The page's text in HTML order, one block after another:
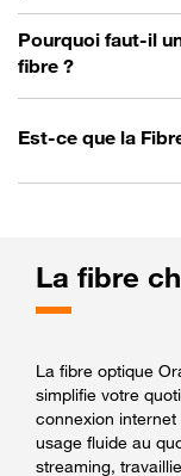
Pourquoi faut-il
fibre ?
Est-ce que la
La fibre
La fibre optique
simplifie votre
connexion
usage fluide au
streaming,